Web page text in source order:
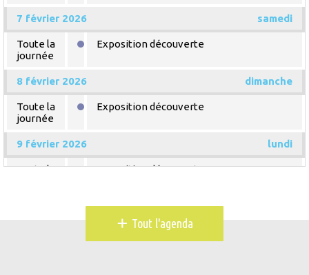
7 février 2026 samedi
Toute la
journée
Exposition découverte
8 février 2026 dimanche
Toute la
journée
Exposition découverte
9 février 2026 lundi
Toute la
Exposition découverte
10 février 2026
Exposition découverte
+ Tout l'agenda